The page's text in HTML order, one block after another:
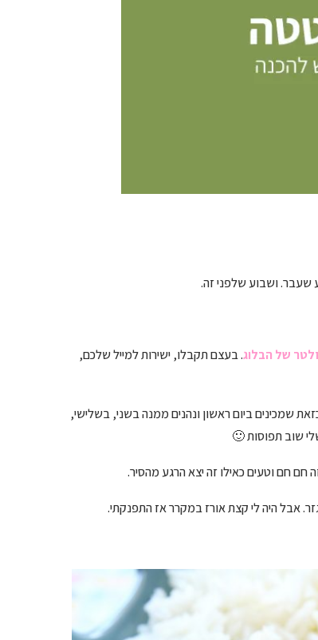
שעבר. ושבוע שלפני זה.
של הבלוג. בעצם תקבלו, ישירות למייל שלכם,
שמכינים ביום ראשון ונהנים ממנה בשני, בשלישי,
שוב תפוסות 🙂
חם וטעים כאילו זה יצא הרגע מהסיר.
אבל היה לי קצת אורז במקרר אז התפנקתי.